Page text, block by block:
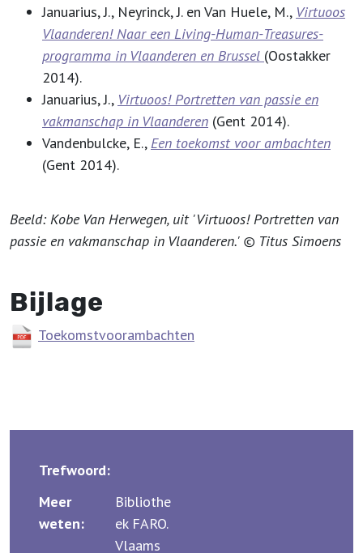
Januarius, J., Neyrinck, J. en Van Huele, M., Virtuoos
Vlaanderen! Naar een Living-Human-Treasures-
programma in Vlaanderen en Brussel (Oostakker
2014).
Januarius, J., Virtuoos! Portretten van passie en
vakmanschap in Vlaanderen (Gent 2014).
Vandenbulcke, E.,Een toekomst voor ambachten
(Gent 2014).
Beeld: Kobe Van Herwegen, uit 'Virtuoos! Portretten van
passie en vakmanschap in Vlaanderen.' © Titus Simoens
Bijlage
Toekomstvoorambachten
Trefwoord:
Meer
weten:
Bibliothe
ek FARO.
Vlaams